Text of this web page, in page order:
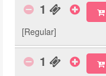
1
[Regular]
1